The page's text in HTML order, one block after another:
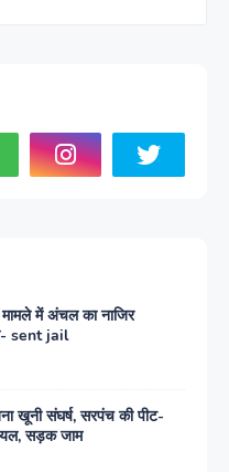
में अंचल का नाजिर
sent jail
खूनी संघर्ष, सरपंच की पीट-
सड़क जाम